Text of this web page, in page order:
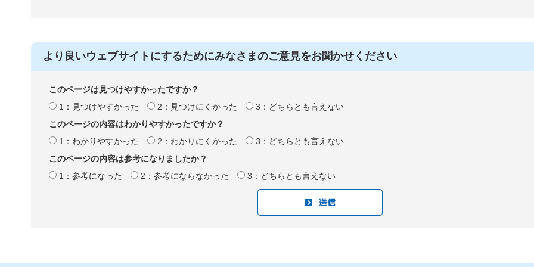
より良いウェブサイトにするためにみなさまのご意見をお聞かせください
このページは見つけやすかったですか？
1：見つけやすかった
2：見つけにくかった
3：どちらとも言えない
このページの内容はわかりやすかったですか？
1：わかりやすかった
2：わかりにくかった
3：どちらとも言えない
このページの内容は参考になりましたか？
1：参考になった
2：参考にならなかった 3：どちらとも言えない